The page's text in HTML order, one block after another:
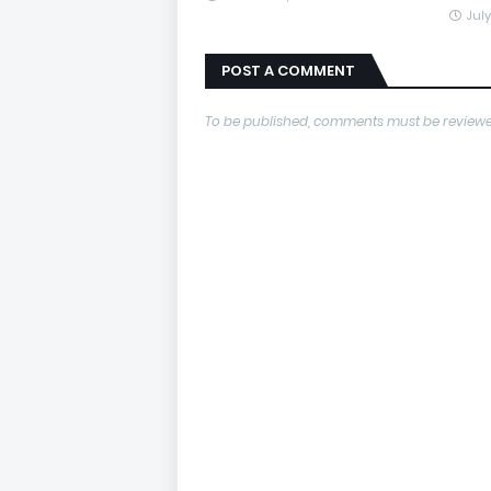
POST A COMMENT
To be published, comments must be